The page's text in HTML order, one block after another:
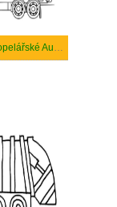
Nakreslete Popelářské Auto zdarma základní